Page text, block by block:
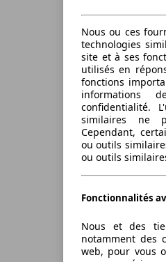
Nous ou ces
technologies
site et à ses
utilisés en
fonctions
informations
confidentialité.
similaires ne
Cependant,
ou outils
ou outils
Fonctionnalités
Nous et des
notamment des
web, pour vous